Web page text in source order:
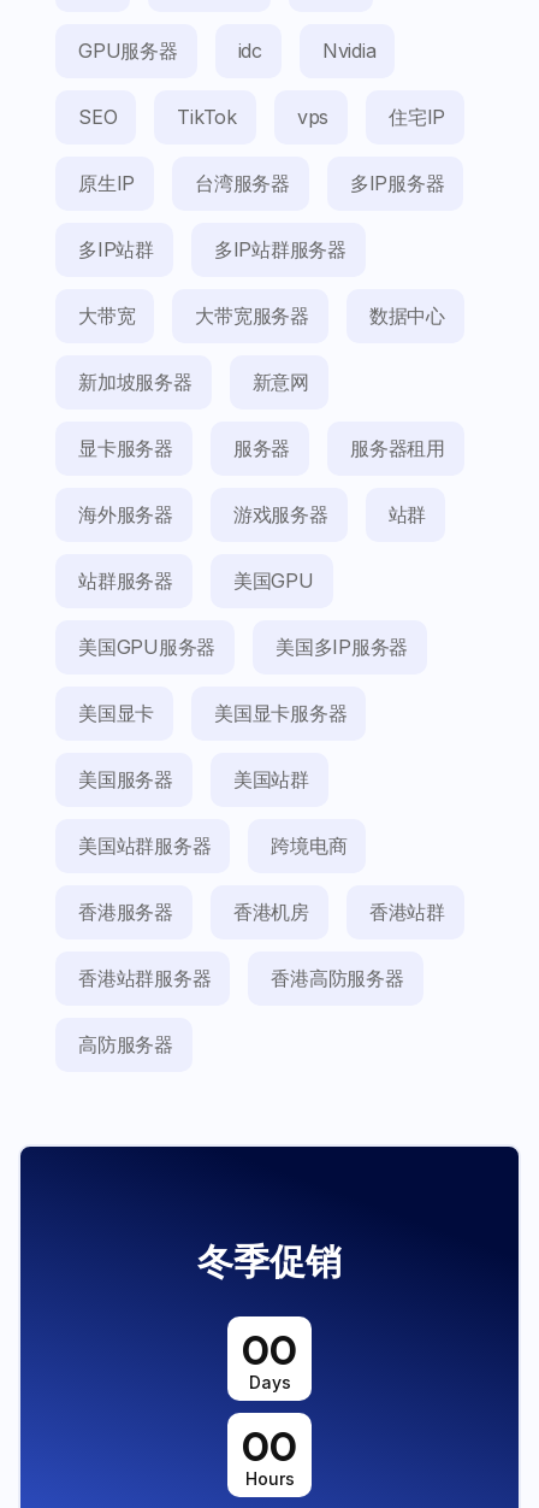
GPU服务器 idc Nvidia
SEO TikTok vps 住宅IP
原生IP 台湾服务器 多IP服务器
多IP站群 多IP站群服务器
大带宽 大带宽服务器 数据中心
新加坡服务器 新意网
显卡服务器 服务器 服务器租用
海外服务器 游戏服务器 站群
站群服务器 美国GPU
美国GPU服务器 美国多IP服务器
美国显卡 美国显卡服务器
美国服务器 美国站群
美国站群服务器 跨境电商
香港服务器 香港机房 香港站群
香港站群服务器 香港高防服务器
高防服务器
冬季促销
00
Days
00
Hours